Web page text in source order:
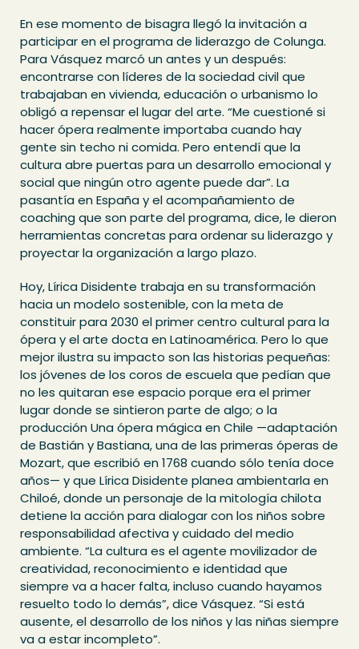
En ese momento de bisagra llegó la invitación a
participar en el programa de liderazgo de Colunga.
Para Vásquez marcó un antes y un después:
encontrarse con líderes de la sociedad civil que
trabajaban en vivienda, educación o urbanismo lo
obligó a repensar el lugar del arte. “Me cuestioné si
hacer ópera realmente importaba cuando hay
gente sin techo ni comida. Pero entendí que la
cultura abre puertas para un desarrollo emocional y
social que ningún otro agente puede dar”. La
pasantía en España y el acompañamiento de
coaching que son parte del programa, dice, le dieron
herramientas concretas para ordenar su liderazgo y
proyectar la organización a largo plazo.
Hoy, Lírica Disidente trabaja en su transformación
hacia un modelo sostenible, con la meta de
constituir para 2030 el primer centro cultural para la
ópera y el arte docta en Latinoamérica. Pero lo que
mejor ilustra su impacto son las historias pequeñas:
los jóvenes de los coros de escuela que pedían que
no les quitaran ese espacio porque era el primer
lugar donde se sintieron parte de algo; o la
producción Una ópera mágica en Chile —adaptación
de Bastián y Bastiana, una de las primeras óperas de
Mozart, que escribió en 1768 cuando sólo tenía doce
años— y que Lírica Disidente planea ambientarla en
Chiloé, donde un personaje de la mitología chilota
detiene la acción para dialogar con los niños sobre
responsabilidad afectiva y cuidado del medio
ambiente. “La cultura es el agente movilizador de
creatividad, reconocimiento e identidad que
siempre va a hacer falta, incluso cuando hayamos
resuelto todo lo demás”, dice Vásquez. “Si está
ausente, el desarrollo de los niños y las niñas siempre
va a estar incompleto”.